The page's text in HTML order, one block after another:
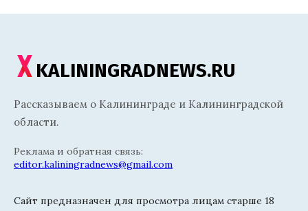
KALININGRADNEWS.RU
Рассказываем о Калининграде и Калининградской
области.
Реклама и обратная связь:
editor.kaliningradnews@gmail.com
Сайт предназначен для просмотра лицам старше 18